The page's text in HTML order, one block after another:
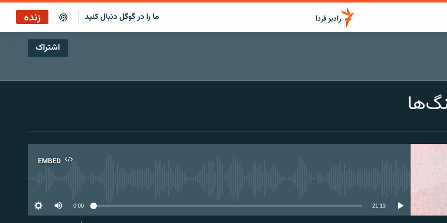
ما را در گوگل دنبال کنید زنده
ایستگاه ۱۹اشتراک
SoundCloud
EMBED
0:00 21:13